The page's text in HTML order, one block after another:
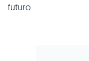
futuro.